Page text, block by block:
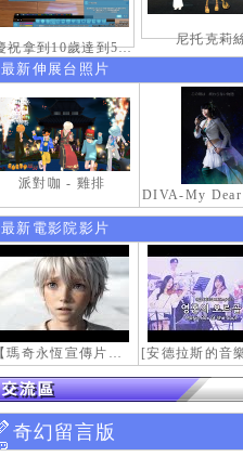
慶祝拿到10歲達到50級稱號紀念照
尼托克莉
最新伸展台照片
派對咖 - 雞排
最新電影院影片
【瑪奇永恆宣傳片】最初的感動
奇幻留言版